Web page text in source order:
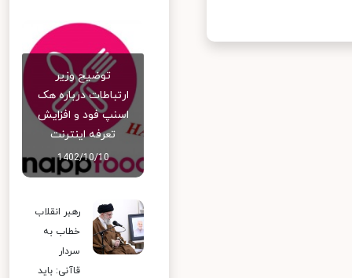
توضیح وزیر
ارتباطات درباره هک
اسنپ‌ فود و افزایش
تعرفه اینترنت
1402/10/10
رهبر انقلاب
خطاب به
سردار
قاآنی: باید